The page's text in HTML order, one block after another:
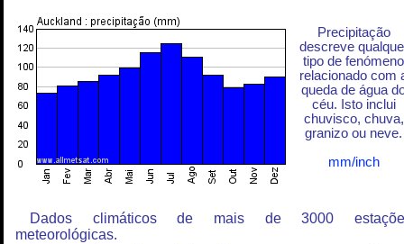
Precipitação
descreve
tipo de fenómeno
relacionado com
queda de água
céu. Isto inclui
chuvisco, chuva,
granizo ou neve.
mm/inch
Dados climáticos de mais de 3000
meteorológicas.